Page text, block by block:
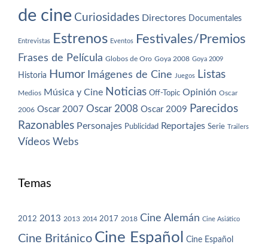
de cine Curiosidades Directores Documentales
Entrevistas Estrenos Eventos Festivales/Premios
Frases de Película Globos de Oro Goya 2008 Goya 2009
Historia Humor Imágenes de Cine Juegos Listas
Medios Música y Cine Noticias Off-Topic Opinión Oscar
2006 Oscar 2007 Oscar 2008 Oscar 2009 Parecidos
Razonables Personajes Publicidad Reportajes Serie Trailers
Vídeos Webs
Temas
2012 2013 2013 2014 2017 2018 Cine Alemán Cine Asiático
Cine Británico Cine Español Cine Español